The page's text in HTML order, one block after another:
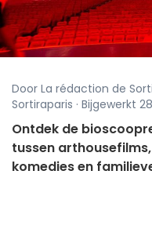
Door La rédaction de
Sortiraparis · Bijgewerkt
Ontdek de
tussen
komedies en